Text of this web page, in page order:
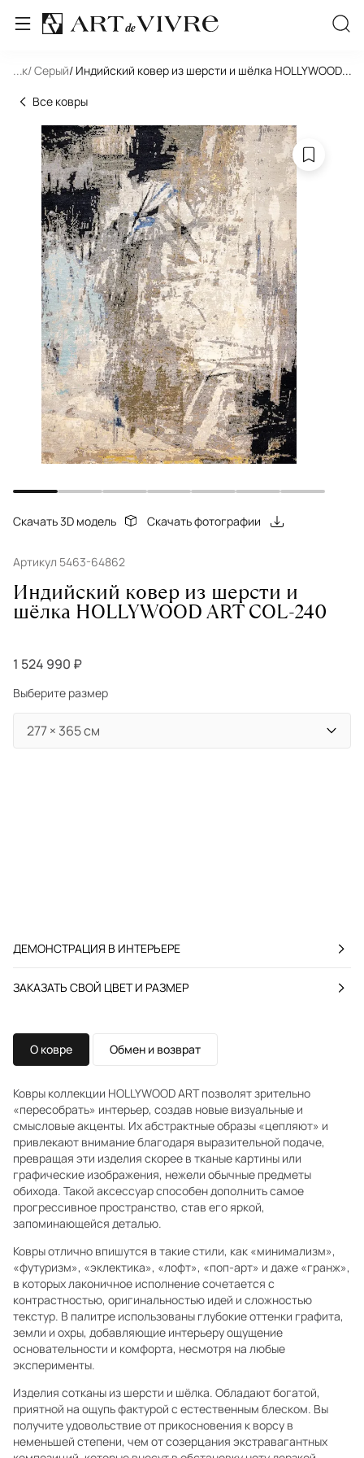
... / Серый/ Индийский ковер из шерсти и шёлка HOLLYWOOD...
Все ковры
Скачать 3D модель Скачать фотографии
Артикул 5463-64862
Индийский ковер из шерсти и
шёлка HOLLYWOOD ART COL-240
1 524 990 ₽
Выберите размер
ДЕМОНСТРАЦИЯ В ИНТЕРЬЕРЕ
ЗАКАЗАТЬ СВОЙ ЦВЕТ И РАЗМЕР
О ковре Обмен и возврат
Ковры коллекции HOLLYWOOD ART позволят зрительно
«пересобрать» интерьер, создав новые визуальные и
смысловые акценты. Их абстрактные образы «цепляют» и
привлекают внимание благодаря выразительной подаче,
превращая эти изделия скорее в тканые картины или
графические изображения, нежели обычные предметы
обихода. Такой аксессуар способен дополнить самое
прогрессивное пространство, став его яркой,
запоминающейся деталью.
Ковры отлично впишутся в такие стили, как «минимализм»,
«футуризм», «эклектика», «лофт», «поп-арт» и даже «гранж»,
в которых лаконичное исполнение сочетается с
контрастностью, оригинальностью идей и сложностью
текстур. В палитре использованы глубокие оттенки графита,
земли и охры, добавляющие интерьеру ощущение
основательности и комфорта, несмотря на любые
эксперименты.
Изделия сотканы из шерсти и шёлка. Обладают богатой,
приятной на ощупь фактурой с естественным блеском. Вы
получите удовольствие от прикосновения к ворсу в
неменьшей степени, чем от созерцания экстравагантных